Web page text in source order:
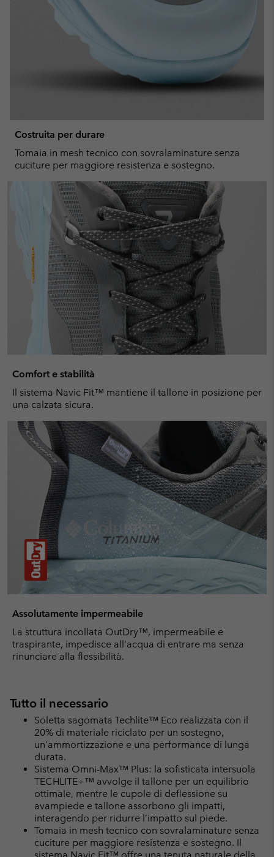
Costruita per durare
Tomaia in mesh tecnico con sovralaminature senza
cuciture per maggiore resistenza e sostegno.
Comfort e stabilità
Il sistema Navic Fit™ mantiene il tallone in posizione per
una calzata sicura.
Assolutamente impermeabile
La struttura incollata OutDry™, impermeabile e
traspirante, impedisce all'acqua di entrare ma senza
rinunciare alla flessibilità.
Tutto il necessario
Soletta sagomata Techlite™ Eco realizzata con il
20% di materiale riciclato per un sostegno,
un'ammortizzazione e una performance di lunga
durata.
Sistema Omni-Max™ Plus: la sofisticata intersuola
TECHLITE+™ avvolge il tallone per un equilibrio
ottimale, mentre le cupole di deflessione su
avampiede e tallone assorbono gli impatti,
interagendo per ridurre l’impatto sul piede.
Tomaia in mesh tecnico con sovralaminature senza
cuciture per maggiore resistenza e sostegno. Il
sistema Navic Fit™ offre una tenuta naturale della